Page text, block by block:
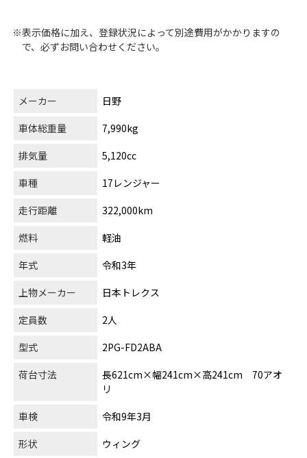
※表示価格に加え、登録状況によって別途費用がかかりますの
で、必ずお問い合わせください。
メーカー
日野
車体総重量
7,990kg
排気量
5,120cc
車種
17レンジャー
走行距離
322,000km
燃料
軽油
年式
令和3年
上物メーカー
日本トレクス
定員数
2人
型式
2PG-FD2ABA
荷台寸法
長621cm×幅241cm×高241cm 70アオ
リ
車検
令和9年3月
形状
ウィング